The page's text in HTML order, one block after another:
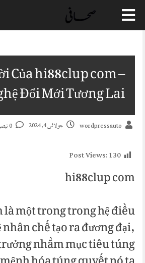
Skip
Của hi88clup com –
Đổi Mới Tương Lai
wordpressauto جولائی 4, 2024
Post Views:130
hi88clup com
một trong trong hệ điều
chế tạo ra đương đại,
nhằm mục tiêu túng